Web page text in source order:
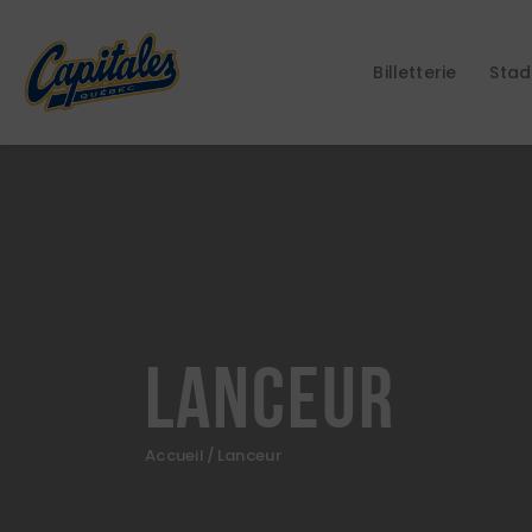
Billetterie
Lanceur
Accueil Lanceur